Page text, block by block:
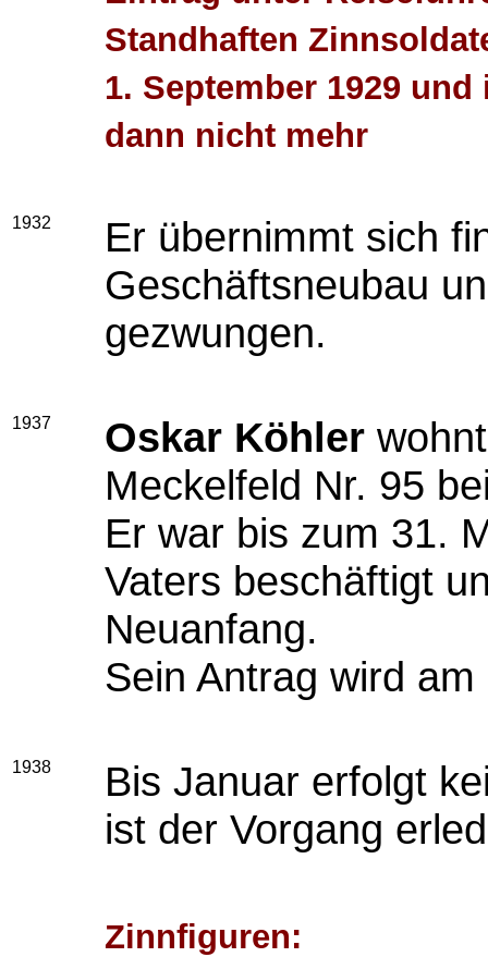
Standhaften
1. September 1929
dann nicht mehr
1932
Er übernimmt sich
Geschäftsneubau
gezwungen.
1937 Oskar Köhler
Meckelfeld Nr. 95
Er war bis zum 31.
Vaters beschäftigt
Neuanfang.
Sein Antrag wird
1938
Bis Januar erfolgt
ist der Vorgang
Zinnfiguren: